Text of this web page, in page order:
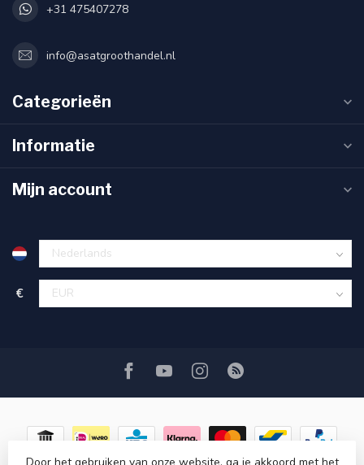
+31 475407278
info@asatgroothandel.nl
Categorieën
Informatie
Mijn account
€